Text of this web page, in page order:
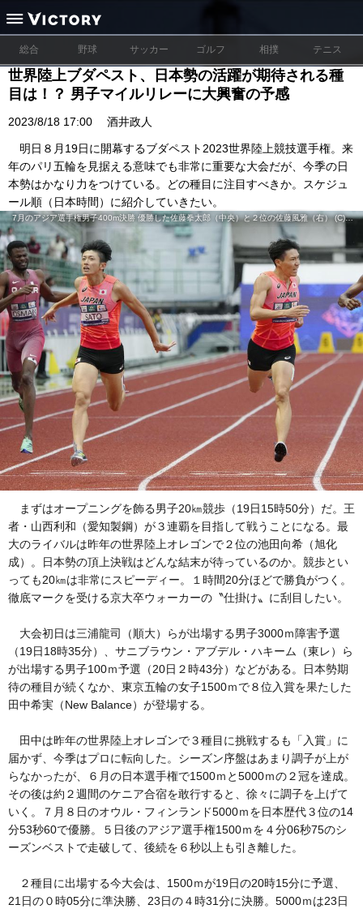
総合 野球 サッカー ゴルフ 相撲 テニス
世界陸上ブダペスト、日本勢の活躍が期待される種
目は！？ 男子マイルリレーに大興奮の予感
2023/8/18 17:00 酒井政人
明日８月19日に開幕するブダペスト2023世界陸上競技選手権。来
年のパリ五輪を見据える意味でも非常に重要な大会だが、今季の日
本勢はかなり力をつけている。どの種目に注目すべきか。スケジュ
ール順（日本時間）に紹介していきたい。
7月のアジア選手権男子400m決勝 優勝した佐藤拳太郎（中央）と２位の佐藤風雅（右） (C)共同通信
まずはオープニングを飾る男子20㎞競歩（19日15時50分）だ。王
者・山西利和（愛知製鋼）が３連覇を目指して戦うことになる。最
大のライバルは昨年の世界陸上オレゴンで２位の池田向希（旭化
成）。日本勢の頂上決戦はどんな結末が待っているのか。競歩とい
っても20㎞は非常にスピーディー。１時間20分ほどで勝負がつく。
徹底マークを受ける京大卒ウォーカーの〝仕掛け〟に刮目したい。
大会初日は三浦龍司（順大）らが出場する男子3000ｍ障害予選
（19日18時35分）、サニブラウン・アブデル・ハキーム（東レ）ら
が出場する男子100ｍ予選（20日２時43分）などがある。日本勢期
待の種目が続くなか、東京五輪の女子1500ｍで８位入賞を果たした
田中希実（New Balance）が登場する。
田中は昨年の世界陸上オレゴンで３種目に挑戦するも「入賞」に
届かず、今季はプロに転向した。シーズン序盤はあまり調子が上が
らなかったが、６月の日本選手権で1500ｍと5000ｍの２冠を達成。
その後は約２週間のケニア合宿を敢行すると、徐々に調子を上げて
いく。７月８日のオウル・フィンランド5000ｍを日本歴代３位の14
分53秒60で優勝。５日後のアジア選手権1500ｍを４分06秒75のシ
ーズンベストで走破して、後続を６秒以上も引き離した。
２種目に出場する今大会は、1500ｍが19日の20時15分に予選、
21日の０時05分に準決勝、23日の４時31分に決勝。5000ｍは23日